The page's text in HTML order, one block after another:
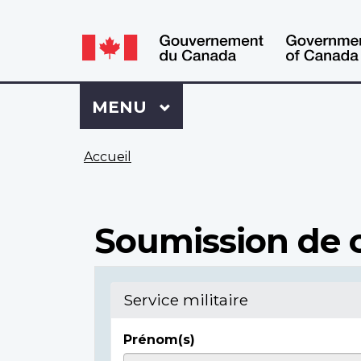
Language
switcher
Language
switcher
Se
connecter
à
Dossier
Menu
MENU PRINCIPAL
Accueil
Soumission de
Service militaire
Prénom(s)